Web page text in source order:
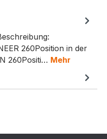
260Position in der
260Positi… Mehr